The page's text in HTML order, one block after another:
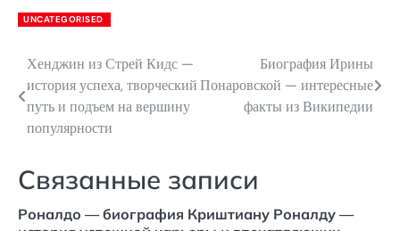
UNCATEGORISED
Навигация
по
записям
Хенджин из Стрей Кидс —
история успеха, творческий
путь и подъем на вершину
популярности
Биография Ирины
Понаровской — интересные
факты из Википедии
Связанные записи
Роналдо — биография Криштиану Роналду —